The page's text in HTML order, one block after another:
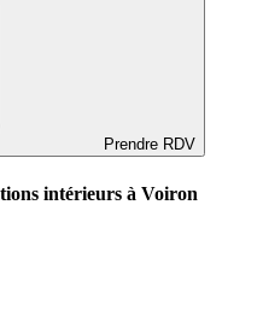
Prendre RDV
intérieurs à Voiron